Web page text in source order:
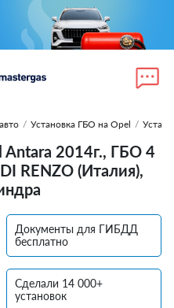
/ Установка ГБО на Opel /
Antara 2014г., ГБО 4
RENZO (Италия),
Документы для ГИБДД
бесплатно
Сделали 14 000+
установок